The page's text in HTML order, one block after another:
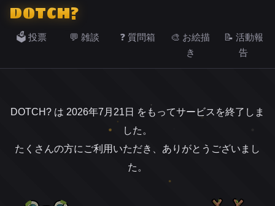
DOTCH?
🗳️ 投票 💬 雑談 ❓ 質問箱
🎨 お絵描
き
📝 活動報
告
DOTCH? は 2026年7月21日 をもってサービスを終了しま
した。
たくさんの方にご利用いただき、ありがとうございまし
た。